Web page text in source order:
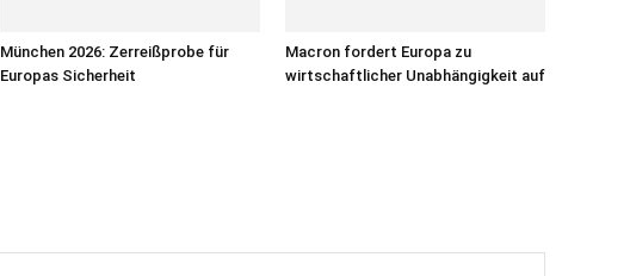
München 2026: Zerreißprobe für
Europas Sicherheit
Macron fordert Europa zu
wirtschaftlicher Unabhängigkeit auf